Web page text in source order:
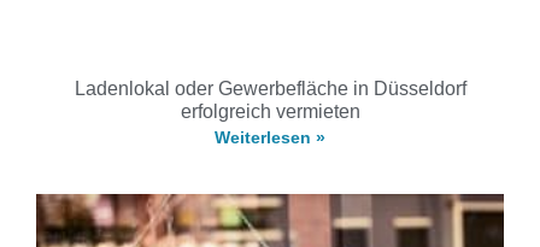
Ladenlokal oder Gewerbefläche in Düsseldorf
erfolgreich vermieten
Weiterlesen »